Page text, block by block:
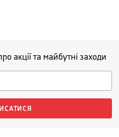
акції та майбутні заходи